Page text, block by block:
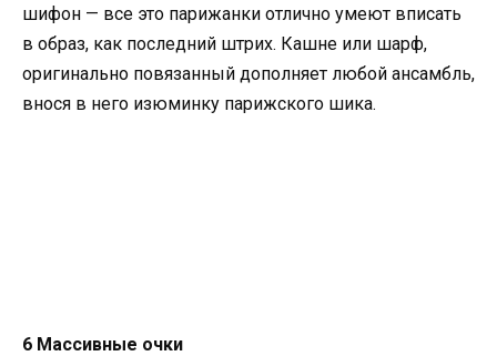
шифон — все это парижанки отлично умеют вписать
в образ, как последний штрих. Кашне или шарф,
оригинально повязанный дополняет любой ансамбль,
внося в него изюминку парижского шика.
6 Массивные очки